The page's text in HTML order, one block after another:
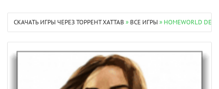
СКАЧАТЬ ИГРЫ ЧЕРЕЗ ТОРРЕНТ XATTAB » ВСЕ ИГРЫ » HOMEWORLD